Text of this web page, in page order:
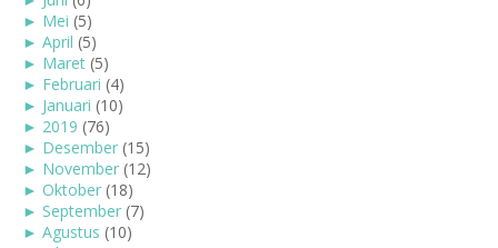
► Mei (5)
► April (5)
► Maret (5)
► Februari (4)
► Januari (10)
► 2019 (76)
► Desember (15)
► November (12)
► Oktober (18)
► September (7)
► Agustus (10)